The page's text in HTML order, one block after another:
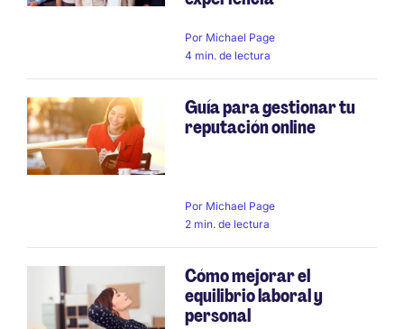
Por Michael Page
4 min. de lectura
Guía para gestionar tu
reputación online
Por Michael Page
2 min. de lectura
Cómo mejorar el
equilibrio laboral y
personal